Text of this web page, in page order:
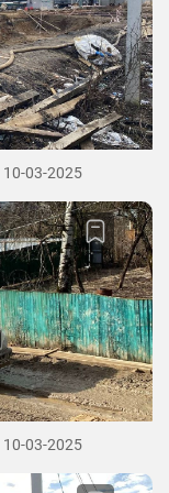
10-03-2025
10-03-2025